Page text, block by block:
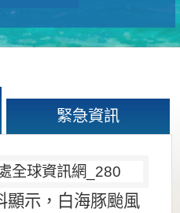
緊急資訊
顯示，白海豚颱風